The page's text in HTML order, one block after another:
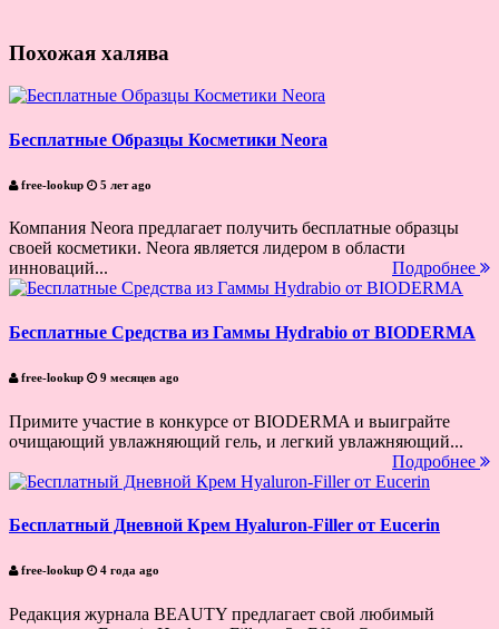
Похожая халява
Бесплатные Образцы Косметики Neora
free-lookup 5 лет ago
Компания Neora предлагает получить бесплатные образцы
своей косметики. Neora является лидером в области
инноваций...
Подробнее
Бесплатные Средства из Гаммы Hydrabio от BIODERMA
free-lookup 9 месяцев ago
Примите участие в конкурсе от BIODERMA и выиграйте
очищающий увлажняющий гель, и легкий увлажняющий...
Подробнее
Бесплатный Дневной Крем Hyaluron-Filler от Eucerin
free-lookup 4 года ago
Редакция журнала BEAUTY предлагает свой любимый